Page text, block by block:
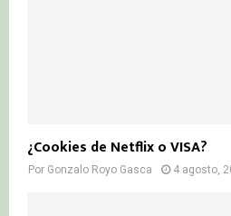
¿Cookies de Netflix o VISA?
Por Gonzalo Royo Gasca 4 agosto,